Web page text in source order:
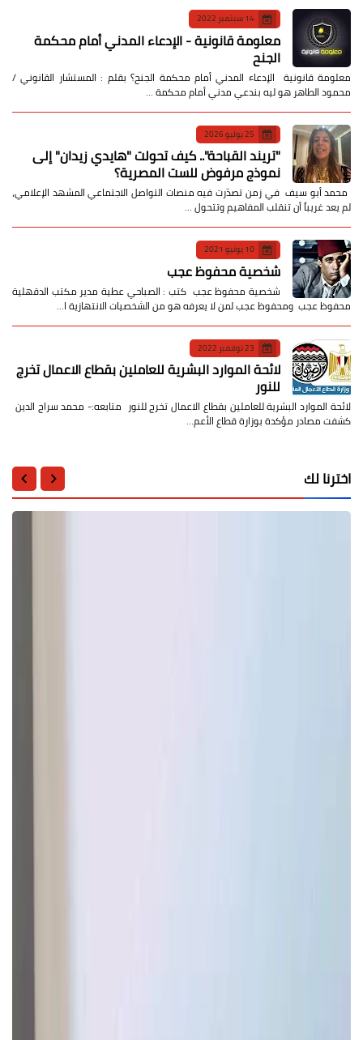
14 سبتمبر 2022
معلومة قانونية - الإدعاء المدني أمام محكمة
الجنح
معلومة قانونية الإدعاء المدني أمام محكمة الجنح؟ بقلم : المستشار القانوني /
محمود الطاهر هو ليه بندعي مدني أمام محكمة …
25 يوليو 2026
​"تريند القباحة".. كيف تحولت "هايدي زيدان" إلى
نموذج مرفوض للست المصرية؟
​ محمد أبو سيف ​في زمن تصدّرت فيه منصات التواصل الاجتماعي المشهد الإعلامي،
لم يعد غريباً أن تنقلب المفاهيم وتتحول …
10 يونيو 2021
شخصية محفوظ عجب
شخصية محفوظ عجب كتب : الصباحي عطية مدير مكتب الدقهلية
محفوظ عجب ومحفوظ عجب لمن لا يعرفه هو من الشخصيات الانتهازية ا…
23 نوفمبر 2022
لائحة الموارد البشرية للعاملين بقطاع الاعمال تخرج
للنور
لائحة الموارد البشرية للعاملين بقطاع الاعمال تخرج للنور متابعه:- محمد سراج الدين
كشفت مصادر مؤكدة بوزارة قطاع الأعم…
اخترنا لك